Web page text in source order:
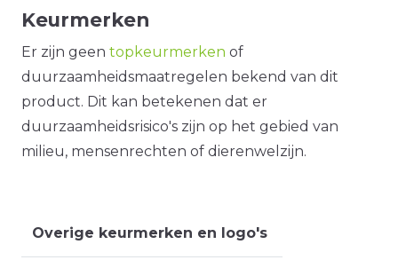
Keurmerken
Er zijn geen topkeurmerken of
duurzaamheidsmaatregelen bekend van dit
product. Dit kan betekenen dat er
duurzaamheidsrisico's zijn op het gebied van
milieu, mensenrechten of dierenwelzijn.
Overige keurmerken en logo's